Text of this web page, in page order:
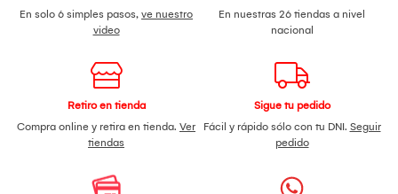
En solo 6 simples pasos, ve nuestro
video
En nuestras 26 tiendas a nivel
nacional
Retiro en tienda
Compra online y retira en tienda. Ver
tiendas
Sigue tu pedido
Fácil y rápido sólo con tu DNI. Seguir
pedido